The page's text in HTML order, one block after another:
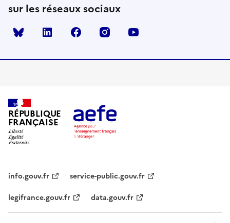
sur les réseaux sociaux
Bluesky linkedin facebook instagram
RÉPUBLIQUE
FRANÇAISE
info.gouv.fr
service-public.gouv.fr
legifrance.gouv.fr
data.gouv.fr